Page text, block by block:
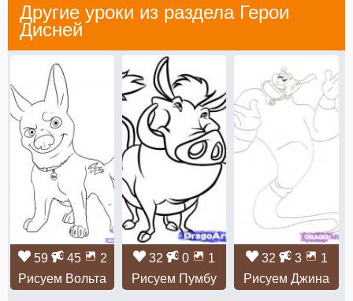
Другие уроки из раздела Герои
Дисней
59 45
2
Рисуем Вольта
32 0
1
Рисуем Пумбу
32 3
1
Рисуем Джина